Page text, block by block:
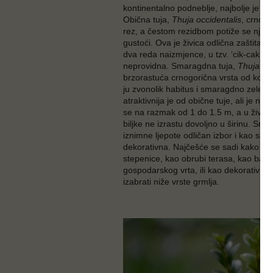
kontinentalno podneblje, najbolje je
Obična tuja, Thuja occidentalis ,
rez, a čestom rezidbom potiže se njen
gustoći. Ova je živica odlična zaštita i
dva reda naizmjence, u tzv. ‘cik-cak’
neprovidna. Smaragdna tuja, Thuja
brzorastuća crnogorična vrsta od koje
ju zvonolik habitus i smaragdno
atraktivnija je od obične tuje, ali je
se na razmak od 1 do 1.5 m, a u
biljke ne izrastu dovoljno u širinu.
iznimne ljepote odličan izbor i kao
dekorativna. Najčešće se sadi kako
stepenice, kao obrubi terasa, kao
gospodarskog vrta, ili kao dekorativna
izabrati niže vrste grmlja.